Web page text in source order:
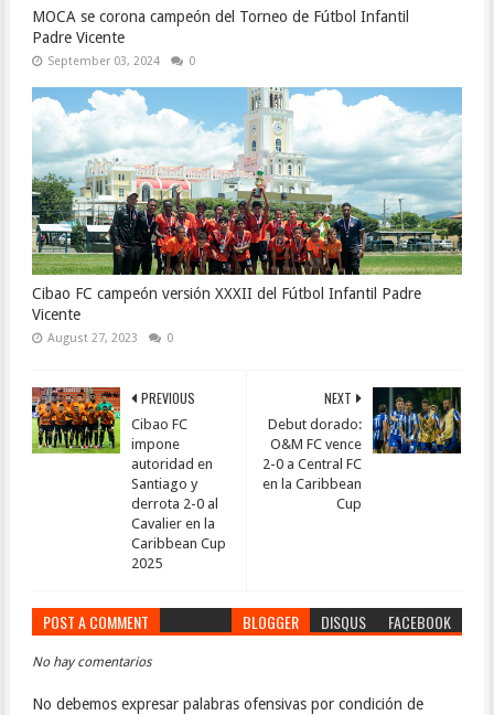
MOCA se corona campeón del Torneo de Fútbol Infantil
Padre Vicente
September 03, 2024 0
Cibao FC campeón versión XXXII del Fútbol Infantil Padre
Vicente
August 27, 2023 0
NEXT
Debut dorado:
O&M FC vence
2-0 a Central FC
en la Caribbean
Cup
PREVIOUS
Cibao FC
impone
autoridad en
Santiago y
derrota 2-0 al
Cavalier en la
Caribbean Cup
2025
POST A COMMENT BLOGGER DISQUS FACEBOOK
No hay comentarios
No debemos expresar palabras ofensivas por condición de